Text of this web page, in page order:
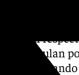
y El
Adif. Al
que circulan
registrando